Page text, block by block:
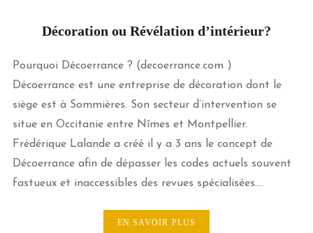
Décoration ou Révélation d’intérieur?
Pourquoi Décoerrance ? (decoerrance.com )
Décoerrance est une entreprise de décoration dont le
siège est à Sommières. Son secteur d’intervention se
situe en Occitanie entre Nîmes et Montpellier.
Frédérique Lalande a créé il y a 3 ans le concept de
Décoerrance afin de dépasser les codes actuels souvent
fastueux et inaccessibles des revues spécialisées….
EN SAVOIR PLUS